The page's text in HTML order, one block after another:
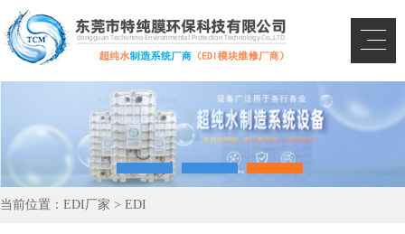
当前位置： EDI厂家 > EDI